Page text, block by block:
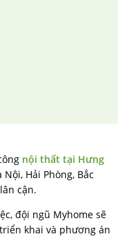
nội thất tại Hưng
Hải Phòng, Bắc
cận.
đội ngũ Myhome sẽ
khai và phương án